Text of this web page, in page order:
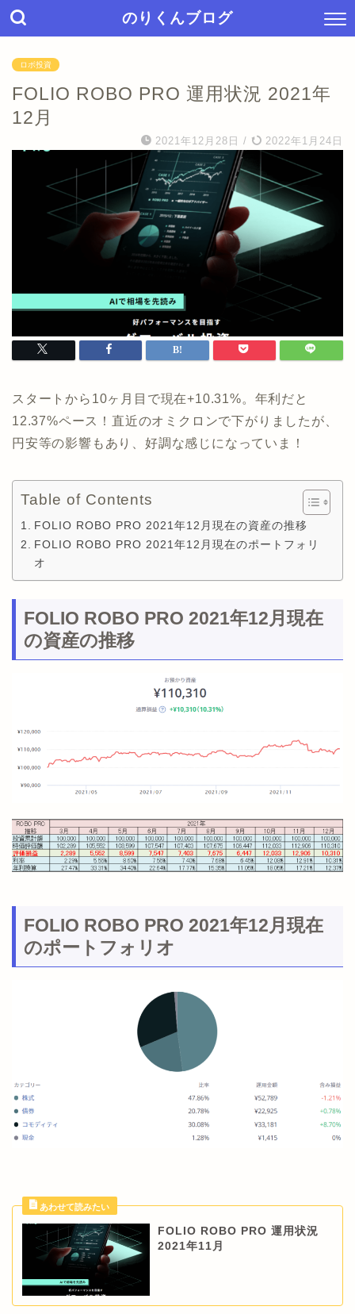
のりくんブログ
ロボ投資
FOLIO ROBO PRO 運用状況 2021年
12月
2021年12月28日 / 2022年1月24日
スタートから10ヶ月目で現在+10.31%。年利だと
12.37%ペース！直近のオミクロンで下がりましたが、
円安等の影響もあり、好調な感じになっていま！
Table of Contents
FOLIO ROBO PRO 2021年12月現在の資産の推移
FOLIO ROBO PRO 2021年12月現在のポートフォリ
オ
FOLIO ROBO PRO 2021年12月現在
の資産の推移
FOLIO ROBO PRO 2021年12月現在
のポートフォリオ
FOLIO ROBO PRO 運用状況
2021年11月